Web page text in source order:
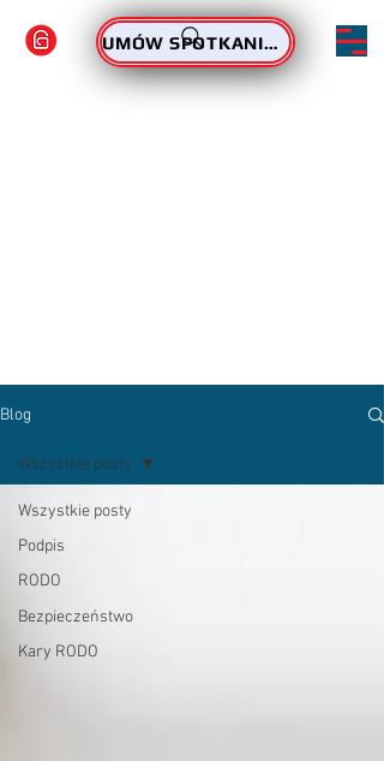
ZAMÓW PODPIS UMÓW SPOTKANIE - PODPIS
Blog
Wszystkie posty
Podpis
RODO
Bezpieczeństwo
Kary RODO
Wszystkie posty